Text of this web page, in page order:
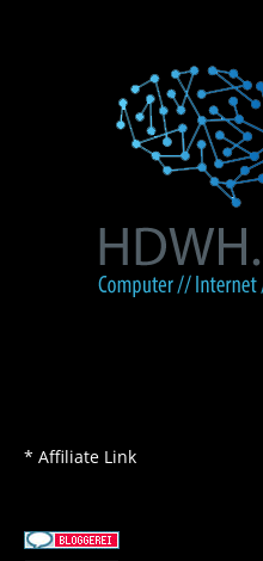
* Affiliate Link